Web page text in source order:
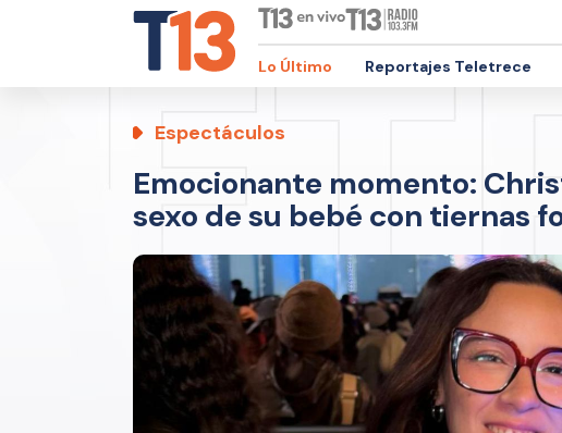
Lo Último Reportajes Teletrece
Espectáculos
Emocionante momento:
sexo de su bebé con tiernas